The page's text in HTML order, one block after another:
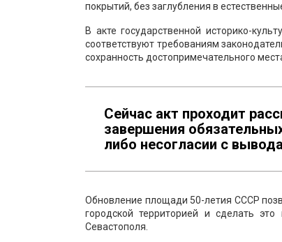
покрытий, без заглубления в
В акте государственной историко-
соответствуют требованиям
сохранность достопримечательного
Сейчас акт проходит
завершения
либо несогласии с
Обновление площади 50-летия СССР
городской территорией и сделать
Севастополя.